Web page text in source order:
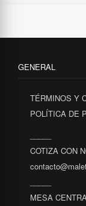
GENERAL
TÉRMINOS Y
POLÍTICA DE
COTIZA CON
MESA